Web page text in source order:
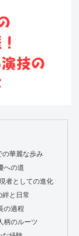
の華麗な歩み
への道
者としての進化
と日常
の過程
柄のルーツ